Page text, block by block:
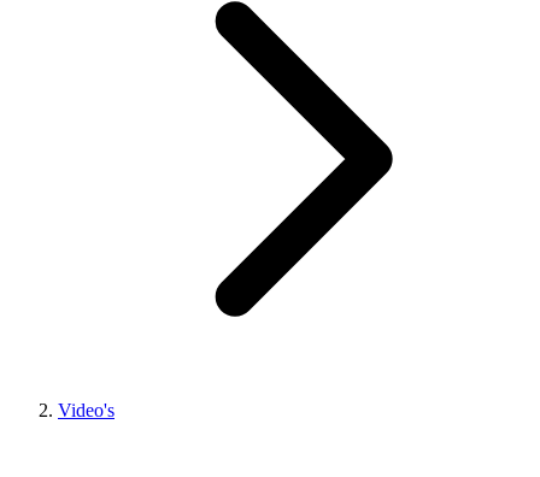
Video's